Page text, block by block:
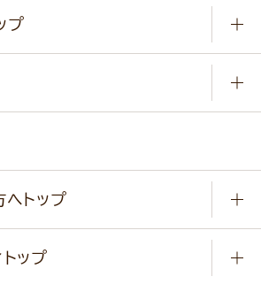
ら
しょう
用サイト
ト
プ
行動規範・行動指針
へトップ
ップ